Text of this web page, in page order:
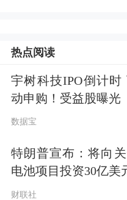
尤其是
更多包括“耐心
能抄底了来不及
作，便与这样的“
是昨天和今天都
热点阅读
宇树科技IPO倒计时
动申购！受益股曝光
数据宝
特朗普宣布：将向
电池项目投资30亿美
财联社